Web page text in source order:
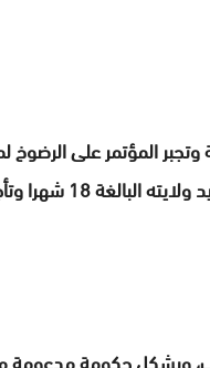
المؤتمر على الرضوخ
الانتخابات.